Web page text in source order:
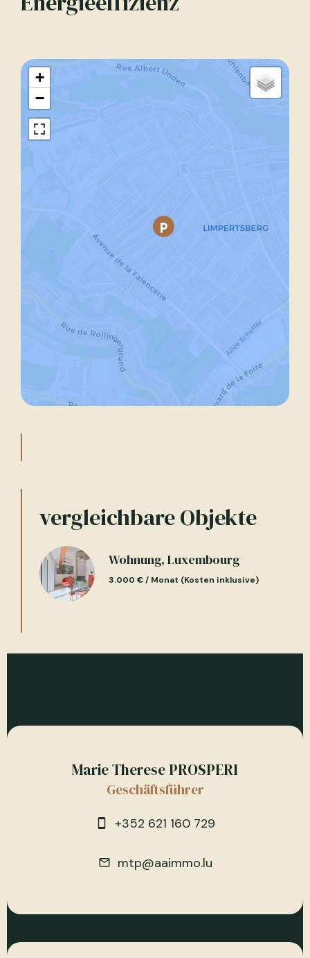
+
−
vergleichbare Objekte
Wohnung, Luxembourg
3.000 € / Monat (Kosten inklusive)
Marie Therese PROSPERI
Geschäftsführer
+352 621 160 729
mtp@aaimmo.lu